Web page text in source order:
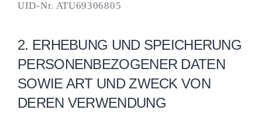
UID-Nr. ATU69306805
2. ERHEBUNG UND SPEICHERUNG
PERSONENBEZOGENER DATEN
SOWIE ART UND ZWECK VON
DEREN VERWENDUNG